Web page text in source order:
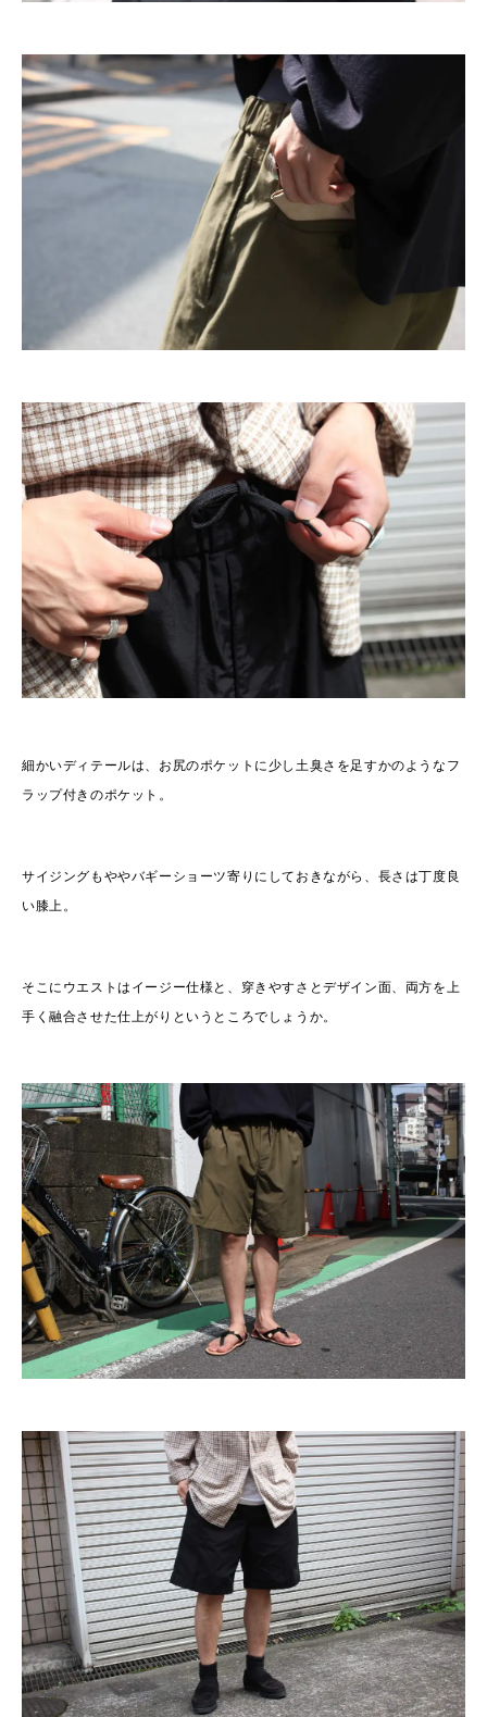
細かいディテールは、お尻のポケットに少し土臭さを足すかのようなフ
ラップ付きのポケット。
サイジングもややバギーショーツ寄りにしておきながら、長さは丁度良
い膝上。
そこにウエストはイージー仕様と、穿きやすさとデザイン面、両方を上
手く融合させた仕上がりというところでしょうか。